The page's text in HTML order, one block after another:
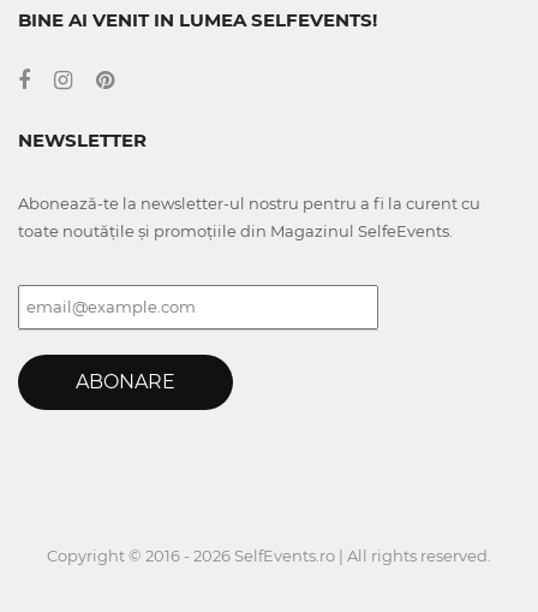
BINE AI VENIT IN LUMEA SELFEVENTS!
NEWSLETTER
Abonează-te la newsletter-ul nostru pentru a fi la curent cu
toate noutățile și promoțiile din Magazinul SelfeEvents.
ABONARE
Copyright © 2016 - 2026 SelfEvents.ro | All rights reserved.